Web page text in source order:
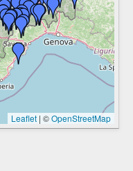
Leaflet | ©OpenStreetMap